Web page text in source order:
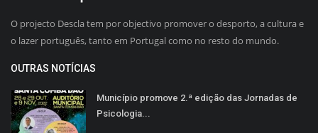
O projecto Descla tem por objectivo promover o desporto, a cultura e
o lazer português, tanto em Portugal como no resto do mundo.
OUTRAS NOTÍCIAS
Município promove 2.ª edição das Jornadas de
Psicologia...